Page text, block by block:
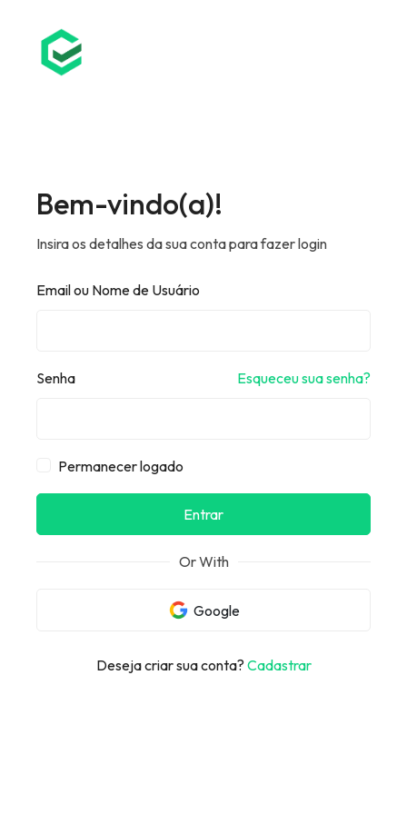
Bem-vindo(a)!
Insira os detalhes da sua conta para fazer login
Email ou Nome de Usuário
Senha Esqueceu sua senha?
Permanecer logado
Entrar
Or With
Google
Deseja criar sua conta? Cadastrar